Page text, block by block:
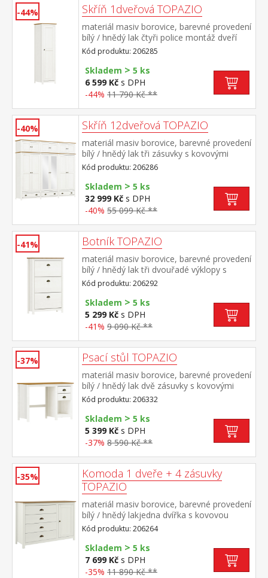
-44% Skříň 1dveřová TOPAZIO
materiál masiv borovice, barevné provedení
bílý / hnědý lak čtyři police montáž dveří
možná na pravou i levou stranu
Kód produktu: 206285
Skladem > 5 ks
6 599 Kč s DPH
-44% 11 790 Kč **
-40% Skříň 12dveřová TOPAZIO
materiál masiv borovice, barevné provedení
bílý / hnědý lak tři zásuvky s kovovými
úchytkami a pojezdy v levé a pravé části 1
police a kovová šatní tyč, ve střední části 3
police, na dvou středních dveřích je
zrcadlo nástavec je součástí dodávky
Kód produktu: 206286
Skladem > 5 ks
32 999 Kč s DPH
-40% 55 099 Kč **
-41% Botník TOPAZIO
materiál masiv borovice, barevné provedení
bílý / hnědý lak tři dvouřadé výklopy s
kovovými úchytkami
Kód produktu: 206292
Skladem > 5 ks
5 299 Kč s DPH
-41% 9 090 Kč **
-37% Psací stůl TOPAZIO
materiál masiv borovice, barevné provedení
bílý / hnědý lak dvě zásuvky s kovovými
úchytkami a pojezdy
Kód produktu: 206332
Skladem > 5 ks
5 399 Kč s DPH
-37% 8 590 Kč **
-35%
Komoda 1 dveře + 4 zásuvky
TOPAZIO
materiál masiv borovice, barevné provedení
bílý / hnědý lakjedna dvířka s kovovou
úchytkou, za nimi jedna police čtyři zásuvky
s kovovými úchytkami a pojezdy
Kód produktu: 206264
Skladem > 5 ks
7 699 Kč s DPH
-35% 11 890 Kč **